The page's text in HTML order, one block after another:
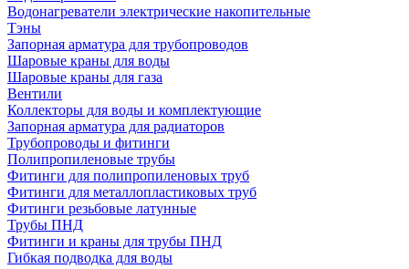
Водонагреватели электрические накопительные
Тэны
Запорная арматура для трубопроводов
Шаровые краны для воды
Шаровые краны для газа
Вентили
Коллекторы для воды и комплектующие
Запорная арматура для радиаторов
Трубопроводы и фитинги
Полипропиленовые трубы
Фитинги для полипропиленовых труб
Фитинги для металлопластиковых труб
Фитинги резьбовые латунные
Трубы ПНД
Фитинги и краны для трубы ПНД
Гибкая подводка для воды